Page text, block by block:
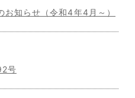
お知らせ（令和4年4月～）
号